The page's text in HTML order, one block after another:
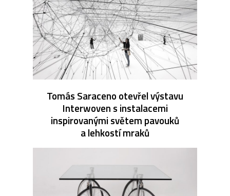
Tomás Saraceno otevřel výstavu
Interwoven s instalacemi
inspirovanými světem pavouků
a lehkostí mraků